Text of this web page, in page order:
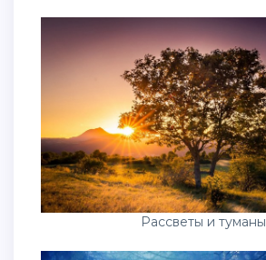
Рассветы и туманы